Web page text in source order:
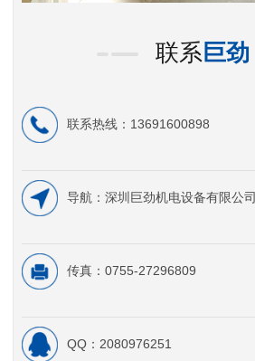
联系巨劲
联系热线：13691600898
导航：深圳巨劲机电设备有限公司
传真：0755-27296809
QQ：2080976251